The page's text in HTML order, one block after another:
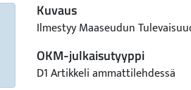
Kuvaus
Ilmestyy Maaseudun
OKM-julkaisutyyppi
D1 Artikkeli ammattilehdessä